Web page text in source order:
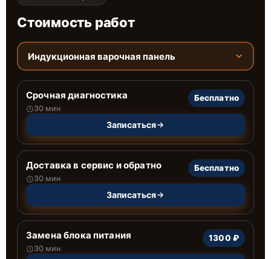
Стоимость работ
Индукционная варочная панель
Срочная диагностика
30 мин
Бесплатно
Записаться
Доставка в сервис и обратно
30 мин
Бесплатно
Записаться
Замена блока питания
30 мин
1300 ₽